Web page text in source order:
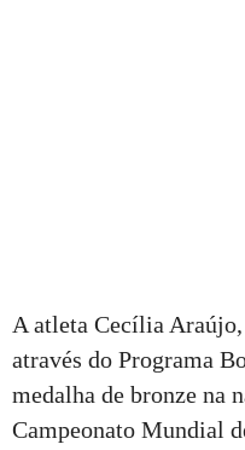
A atleta Cecília
através do Programa
medalha de bronze na
Campeonato Mundial